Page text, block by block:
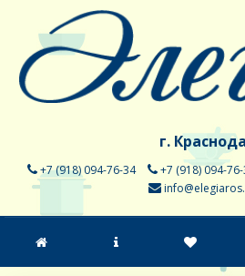
г.
+7 (918) 094-76-34 +7 (918) 094-